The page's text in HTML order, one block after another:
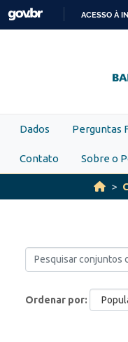
Skip to main content
ACESSO À
Dados Perguntas
Contato Sobre o
Ordenar por